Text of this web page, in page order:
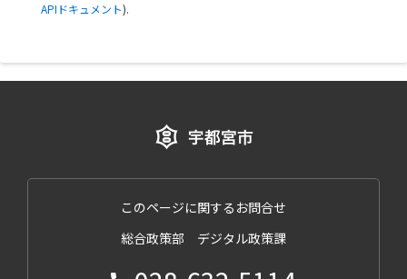
APIドキュメント).
このページに関するお問合せ
総合政策部 デジタル政策課